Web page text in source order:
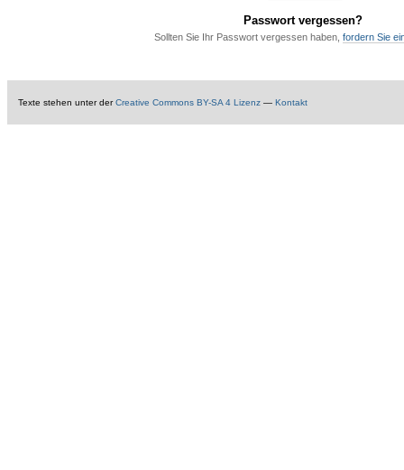
Passwort vergessen?
Sollten Sie Ihr Passwort vergessen haben, fordern Sie
Texte stehen unter derCreative Commons BY-SA 4 Lizenz— Kontakt